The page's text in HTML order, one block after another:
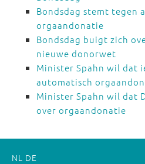
Bondsdag stemt tegen
orgaandonatie
Bondsdag buigt zich
nieuwe donorwet
Minister Spahn wil dat
automatisch
Minister Spahn wil dat
over orgaandonatie
NL DE